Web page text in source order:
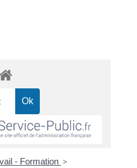
- Formation >